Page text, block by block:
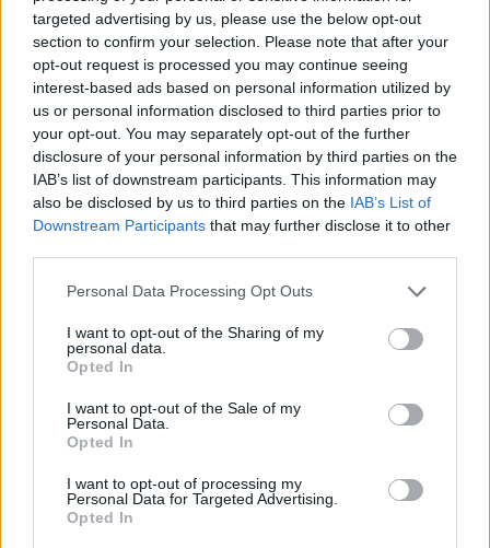
targeted advertising by us, please use the below opt-out
section to confirm your selection. Please note that after your
opt-out request is processed you may continue seeing
interest-based ads based on personal information utilized by
us or personal information disclosed to third parties prior to
your opt-out. You may separately opt-out of the further
disclosure of your personal information by third parties on the
IAB’s list of downstream participants. This information may
also be disclosed by us to third parties on the IAB’s List of
Downstream Participants that may further disclose it to other
Personal Data Processing Opt Outs
I want to opt-out of the Sharing of my
personal data.
Opted In
I want to opt-out of the Sale of my
Personal Data.
Opted In
I want to opt-out of processing my
Personal Data for Targeted Advertising.
Opted In
WEBTV